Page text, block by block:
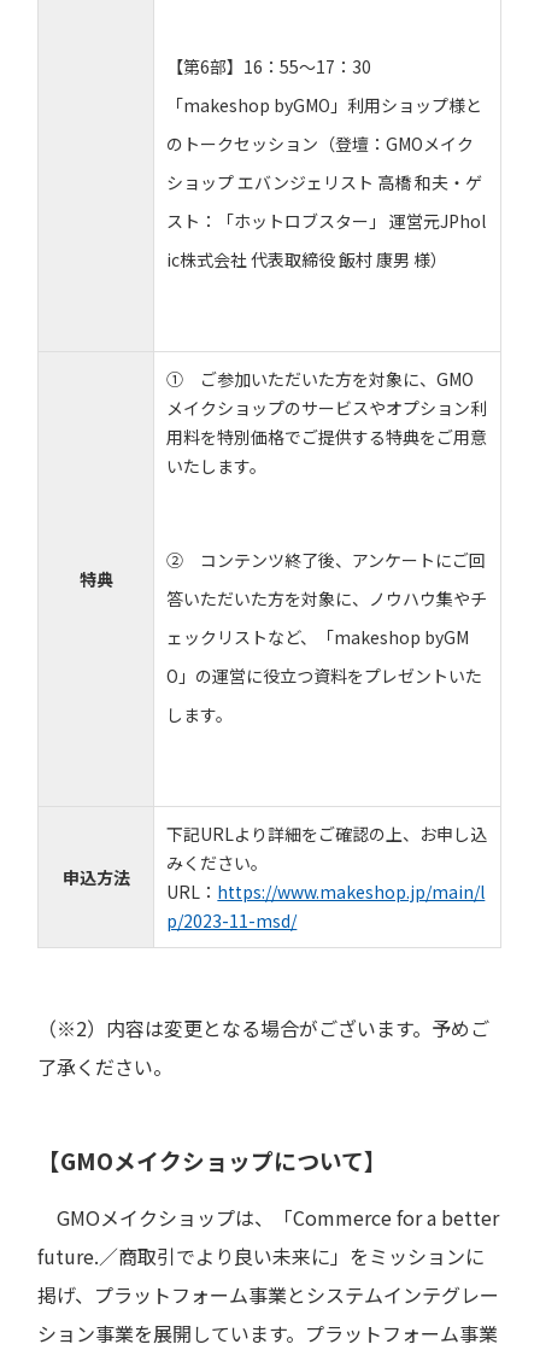
【第6部】16：55～17：30
「makeshop byGMO」利用ショップ様と
のトークセッション（登壇：GMOメイク
ショップ エバンジェリスト 高橋 和夫・ゲ
スト：「ホットロブスター」 運営元JPhol
ic株式会社 代表取締役 飯村 康男 様）
特典
① ご参加いただいた方を対象に、GMO
メイクショップのサービスやオプション利
用料を特別価格でご提供する特典をご用意
いたします。
② コンテンツ終了後、アンケートにご回
答いただいた方を対象に、ノウハウ集やチ
ェックリストなど、「makeshop byGM
O」の運営に役立つ資料をプレゼントいた
します。
申込方法
下記URLより詳細をご確認の上、お申し込
みください。
URL： https://www.makeshop.jp/main/l
p/2023-11-msd/
（※2）内容は変更となる場合がございます。予めご
了承ください。
【GMOメイクショップについて】
GMOメイクショップは、「Commerce for a better
future.／商取引でより良い未来に」をミッションに
掲げ、プラットフォーム事業とシステムインテグレー
ション事業を展開しています。プラットフォーム事業